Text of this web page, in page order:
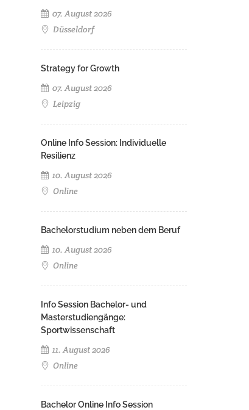
07. August 2026
Düsseldorf
Strategy for Growth
07. August 2026
Leipzig
Online Info Session: Individuelle
Resilienz
10. August 2026
Online
Bachelorstudium neben dem Beruf
10. August 2026
Online
Info Session Bachelor- und
Masterstudiengänge:
Sportwissenschaft
11. August 2026
Online
Bachelor Online Info Session